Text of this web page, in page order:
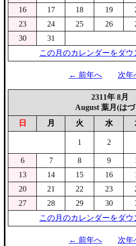
16
17 18 19
23
24 25 26
30
31
この月のカレンダーをダウ
← 前年へ 次
2311年 8月
August 葉月(は
日
月 火 水
1 2
6 7 8 9
13
14 15 16
20
21 22 23
27
28 29 30
この月のカレンダーをダウ
← 前年へ 次